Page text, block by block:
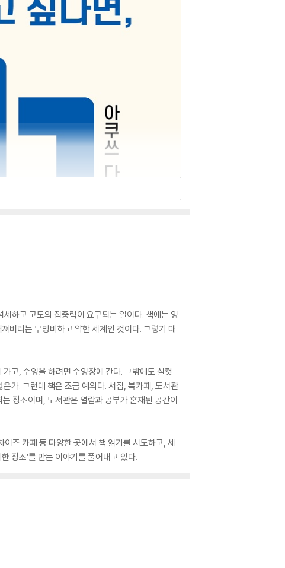
하고 고도의 집중력이 요구되는 일이다. 책에는 영
버리는 무방비하고 약한 세계인 것이다. 그렇기 때
고, 수영을 하려면 수영장에 간다. 그밖에도 실컷
가. 그런데 책은 조금 예외다. 서점, 북카페, 도서관
장소이며, 도서관은 열람과 공부가 혼재된 공간이
이즈 카페 등 다양한 곳에서 책 읽기를 시도하고, 세
장소’를 만든 이야기를 풀어내고 있다.